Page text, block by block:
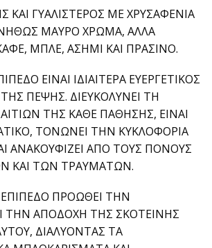
ΚΑΙ ΓΥΑΛΙΣΤΕΡΟΣ ΜΕ ΧΡΥΣΑΦΕΝΙΑ
ΜΑΥΡΟ ΧΡΩΜΑ, ΑΛΛΑ
ΜΠΛΕ, ΑΣΗΜΙ ΚΑΙ ΠΡΑΣΙΝΟ.
ΕΙΝΑΙ ΙΔΙΑΙΤΕΡΑ ΕΥΕΡΓΕΤΙΚΟΣ
ΤΗΣ ΠΕΨΗΣ. ΔΙΕΥΚΟΛΥΝΕΙ ΤΗ
ΤΗΣ ΚΑΘΕ ΠΑΘΗΣΗΣ, ΕΙΝΑΙ
ΤΟΝΩΝΕΙ ΤΗΝ ΚΥΚΛΟΦΟΡΙΑ
ΑΝΑΚΟΥΦΙΖΕΙ ΑΠΟ ΤΟΥΣ ΠΟΝΟΥΣ
ΚΑΙ ΤΩΝ ΤΡΑΥΜΑΤΩΝ.
ΠΡΟΩΘΕΙ ΤΗΝ
ΤΗΝ ΑΠΟΔΟΧΗ ΤΗΣ ΣΚΟΤΕΙΝΗΣ
ΔΙΑΛΥΟΝΤΑΣ ΤΑ